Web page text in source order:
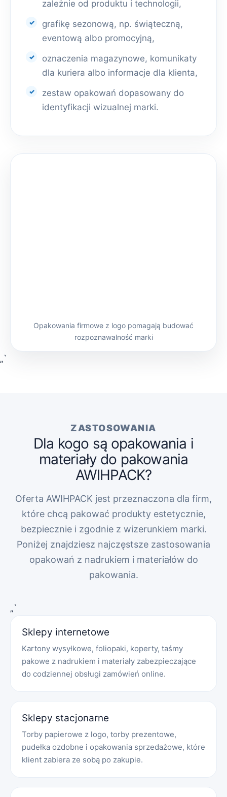
zależnie od produktu i technologii,
grafikę sezonową, np. świąteczną,
eventową albo promocyjną,
oznaczenia magazynowe, komunikaty
dla kuriera albo informacje dla klienta,
zestaw opakowań dopasowany do
identyfikacji wizualnej marki.
Opakowania firmowe z logo pomagają budować
rozpoznawalność marki
„`
ZASTOSOWANIA
Dla kogo są opakowania i
materiały do pakowania
AWIHPACK?
Oferta AWIHPACK jest przeznaczona dla firm,
które chcą pakować produkty estetycznie,
bezpiecznie i zgodnie z wizerunkiem marki.
Poniżej znajdziesz najczęstsze zastosowania
opakowań z nadrukiem i materiałów do
pakowania.
„`
Sklepy internetowe
Kartony wysyłkowe, foliopaki, koperty, taśmy
pakowe z nadrukiem i materiały zabezpieczające
do codziennej obsługi zamówień online.
Sklepy stacjonarne
Torby papierowe z logo, torby prezentowe,
pudełka ozdobne i opakowania sprzedażowe, które
klient zabiera ze sobą po zakupie.